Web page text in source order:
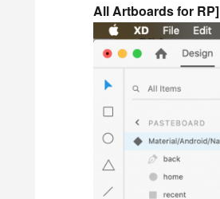
All Artboards for RP]